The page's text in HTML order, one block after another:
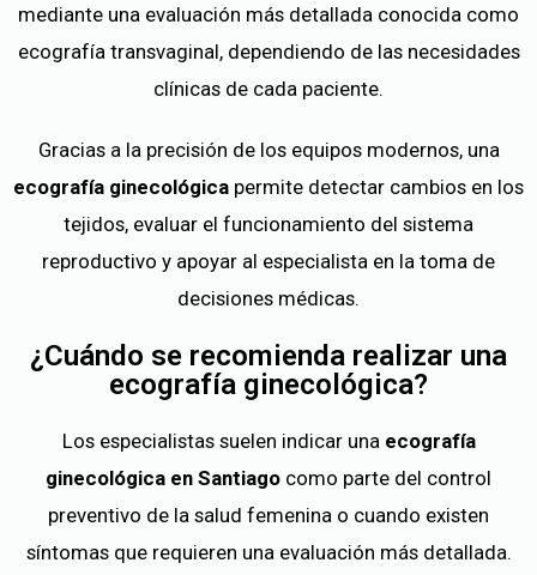
mediante una evaluación más detallada conocida como
ecografía transvaginal, dependiendo de las necesidades
clínicas de cada paciente.
Gracias a la precisión de los equipos modernos, una
ecografía ginecológica permite detectar cambios en los
tejidos, evaluar el funcionamiento del sistema
reproductivo y apoyar al especialista en la toma de
decisiones médicas.
¿Cuándo se recomienda realizar una
ecografía ginecológica?
Los especialistas suelen indicar una ecografía
ginecológica en Santiago como parte del control
preventivo de la salud femenina o cuando existen
síntomas que requieren una evaluación más detallada.